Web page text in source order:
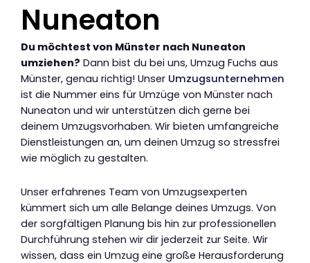
Nuneaton
Du möchtest von Münster nach Nuneaton
umziehen? Dann bist du bei uns, Umzug Fuchs aus
Münster, genau richtig! Unser Umzugsunternehmen
ist die Nummer eins für Umzüge von Münster nach
Nuneaton und wir unterstützen dich gerne bei
deinem Umzugsvorhaben. Wir bieten umfangreiche
Dienstleistungen an, um deinen Umzug so stressfrei
wie möglich zu gestalten.
Unser erfahrenes Team von Umzugsexperten
kümmert sich um alle Belange deines Umzugs. Von
der sorgfältigen Planung bis hin zur professionellen
Durchführung stehen wir dir jederzeit zur Seite. Wir
wissen, dass ein Umzug eine große Herausforderung